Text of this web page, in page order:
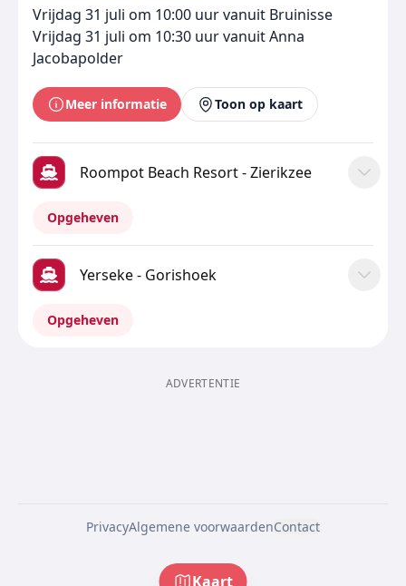
Vrijdag 31 juli om 10:00 uur vanuit Bruinisse
Vrijdag 31 juli om 10:30 uur vanuit Anna
Jacobapolder
Meer informatie Toon op kaart
Roompot Beach Resort - Zierikzee
Opgeheven
Yerseke - Gorishoek
Opgeheven
ADVERTENTIE
PrivacyAlgemene voorwaardenContact
Kaart